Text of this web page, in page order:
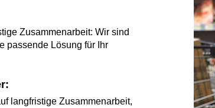
Zusammenarbeit: Wir sind
passende Lösung für Ihr
langfristige Zusammenarbeit,